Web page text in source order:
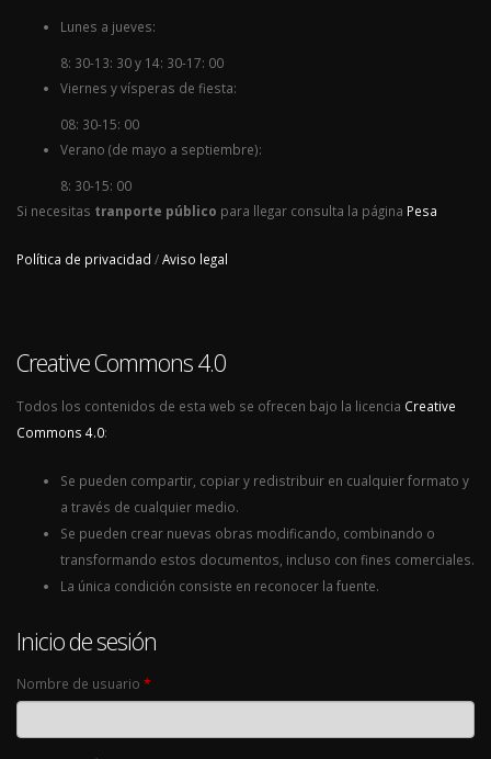
Lunes a jueves:
8: 30-13: 30 y 14: 30-17: 00
Viernes y vísperas de fiesta:
08: 30-15: 00
Verano (de mayo a septiembre):
8: 30-15: 00
Si necesitas tranporte público para llegar consulta la página Pesa
Política de privacidad /Aviso legal
Creative Commons 4.0
Todos los contenidos de esta web se ofrecen bajo la licencia Creative
Commons 4.0:
Se pueden compartir, copiar y redistribuir en cualquier formato y
a través de cualquier medio.
Se pueden crear nuevas obras modificando, combinando o
transformando estos documentos, incluso con fines comerciales.
La única condición consiste en reconocer la fuente.
Inicio de sesión
Nombre de usuario *